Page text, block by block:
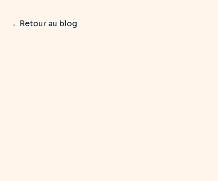
← Retour au blog